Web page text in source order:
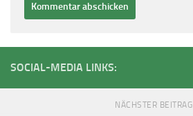
SOCIAL-MEDIA LINKS:
NÄCHSTER BEITRAG